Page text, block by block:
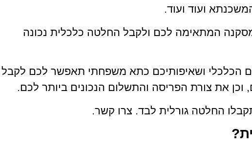
ועוד ועוד.
למסקנה המתאימה לכם ולקבל החלטה כלכלית נכונה
הכלכלי ושאיפותיכם כתא משפחתי תאפשר לכם לקבל
את צורת הפריסה והתשלום הנכונים ביותר לכם.
החלטה גורלית לבד. צרו קשר.